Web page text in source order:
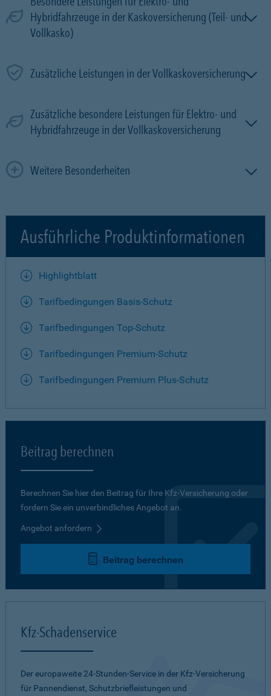
Hybridfahrzeuge in der Kaskoversicherung (Teil- und
Vollkasko)
Zusätzliche Leistungen in der Vollkaskoversicherung
Zusätzliche besondere Leistungen für Elektro- und
Hybridfahrzeuge in der Vollkaskoversicherung
Weitere Besonderheiten
Ausführliche Produktinformationen
Highlightblatt
Tarifbedingungen Basis-Schutz
Tarifbedingungen Top-Schutz
Tarifbedingungen Premium-Schutz
Tarifbedingungen Premium Plus-Schutz
Beitrag berechnen
Berechnen Sie hier den Beitrag für Ihre Kfz-Versicherung oder
fordern Sie ein unverbindliches Angebot an.
Angebot anfordern
Beitrag berechnen
Kfz-Schadenservice
Der europaweite 24-Stunden-Service in der Kfz-Versicherung
für Pannendienst, Schutzbriefleistungen und